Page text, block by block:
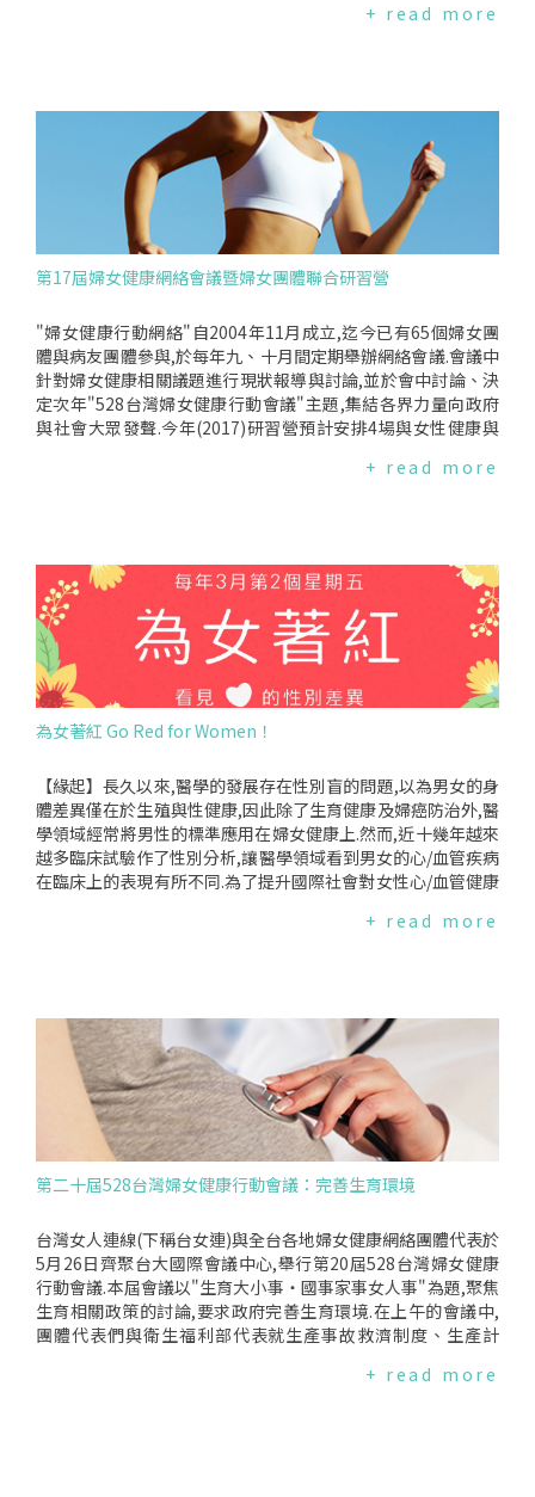
力量向大眾與政府發聲.2017年研習營課程包含"2017婦女健康
8台灣婦女健康行動主題,經過一番討論後,決議明年528台灣婦
女健康行動會議延續以"生育健康"作為重點議題.活動照片專題
演講一《2017年熱門性別健康議題》專題演講二《運動與性
別》專題演講三《婦女常見疾病與保健》議題探討《通姦除
+ read more
第17屆婦女健康網絡會議暨婦女團體聯合研習營
"婦女健康行動網絡"自2004年11月成立,迄今已有65個婦女團
體與病友團體參與,於每年九、十月間定期舉辦網絡會議.會議中
針對婦女健康相關議題進行現狀報導與討論,並於會中討論、決
定次年"528台灣婦女健康行動會議"主題,集結各界力量向政府
與社會大眾發聲.今年(2017)研習營預計安排4場與女性健康與
別"、"女性尿失禁"及"通姦除罪化",歡迎婦女健康網絡成員、
中心(台北市中山北路4段16號)*對象:婦女健康網絡成員、關心
性別健康的團體代表或一般民眾,約50人*費用:*婦女健康網絡成
員及關心性別健康的團體代表:補助雙北市以外之團體2人住宿
費及1人交通費,以曾合辦528相關活動之網絡成員優先.交通費
說明:指搭乘飛機、高鐵、船舶、火車、捷運及計程車之費用,請
務必提供票根或購票證明.〈註1〉搭乘飛機者須檢附登機證存
根；〈註2〉搭乘計程車者限市區短程,應註明、乘車日期、搭
乘者姓名、事由、起迄地點、金額.*一般民眾(報名以團體代表
議程:(暫定)2017年9月15日時間內容主講人13:30－14:0030分
報到14:00－14:3030分相見歡14:30－15:3060分【專題演講】
2017熱門健康議題台灣女人連線代表15:30－16:0030分下午茶
16:00－17:3090分【專題演講】運動與性別台灣大學體育室曾
郁嫻副教授17:30－18:0030分Checkin18:00－19:3090分餐敘1
80分早餐/退房08:50－09:0010分報到09:00－09:3030分填問
0－13:3080分午餐13:30－15:0090分【會議】歷屆宣言檢視明
年為女著紅、528主題與計畫主持人:台灣女人連線黃淑英常務
理事15:00－賦歸報名方式*方法一:於9/1(五)前,填寫線上報名表
單,表單網址:https://goo.gl/forms/Be5vJNUdCJHvWHss2*方
法二:於9/1(五)前,下載報名表單,填寫後以E-mail或傳真回覆至
台灣女人連線.請於9/1(五)前完成報名程序,以利於行政準備！聯
絡人:台灣女人連線執行秘書陳苡安Email:TWLOFFICE555@G
MAIL.COM電話:(02)2392-9164傳真:(02)2392-9165
+ read more
為女著紅 Go Red for Women！
【緣起】長久以來,醫學的發展存在性別盲的問題,以為男女的身
體差異僅在於生殖與性健康,因此除了生育健康及婦癌防治外,醫
學領域經常將男性的標準應用在婦女健康上.然而,近十幾年越來
越多臨床試驗作了性別分析,讓醫學領域看到男女的心/血管疾病
在臨床上的表現有所不同.為了提升國際社會對女性心/血管健康
rWomen為女著紅",敦促其會員國每年各自訂定日期舉行GoRe
醫療及社會更關心女人"心",至今已有超過50個國家每年都在響
應此活動.在台灣,心血管疾病是女性主要健康殺手.若持續忽視女
性的心/血管疾病風險,將使台灣女性陷於健康風險.為提高台灣
對於女性心/血管疾病的關注,台灣女人連線自2016年開始響應
國際社會GoRedforWomen行動,訂定每年3月的第2個星期五
為"為女著紅日",邀請民眾於當天穿著紅色衣飾及參與活動來提
升社會對女性心血管健康的重視.-------------------------每
年"為女著紅日"主題不同喔！點擊圖片了解更多！2025年2024
+ read more
第二十屆528台灣婦女健康行動會議：完善生育環境
台灣女人連線(下稱台女連)與全台各地婦女健康網絡團體代表於
5月26日齊聚台大國際會議中心,舉行第20屆528台灣婦女健康
行動會議.本屆會議以"生育大小事‧國事家事女人事"為題,聚焦
生育相關政策的討論,要求政府完善生育環境.在上午的會議中,
團體代表們與衛生福利部代表就生產事故救濟制度、生產計
行深入的討論.而針對今年主題,台灣女人連線於會前進行了"201
+ read more